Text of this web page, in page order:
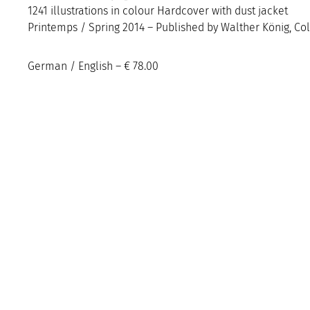
1241 illustrations in colour Hardcover with dust jacket
Printemps / Spring 2014 – Published by Walther König,
German / English – € 78.00